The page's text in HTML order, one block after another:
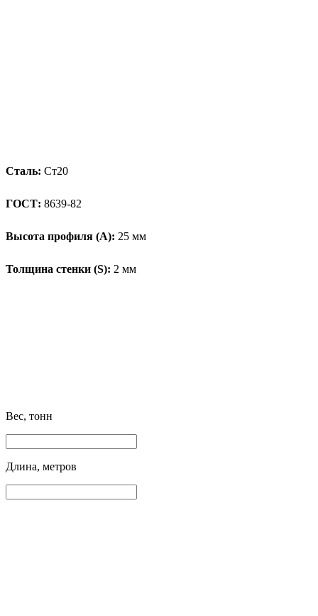
Сталь: Ст20
ГОСТ: 8639-82
Высота профиля (А): 25 мм
Толщина стенки (S): 2 мм
Вес, тонн
Длина, метров